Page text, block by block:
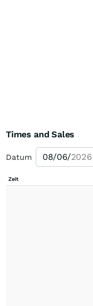
Times and Sales
Datum
Zeit